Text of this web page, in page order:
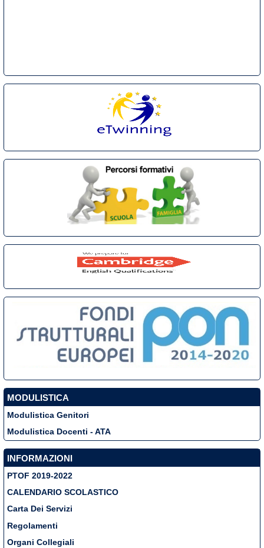
MODULISTICA
Modulistica Genitori
Modulistica Docenti - ATA
INFORMAZIONI
PTOF 2019-2022
CALENDARIO SCOLASTICO
Carta Dei Servizi
Regolamenti
Organi Collegiali